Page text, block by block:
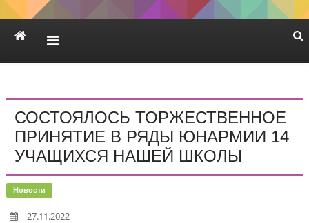
СОСТОЯЛОСЬ ТОРЖЕСТВЕННОЕ
ПРИНЯТИЕ В РЯДЫ ЮНАРМИИ 14
УЧАЩИХСЯ НАШЕЙ ШКОЛЫ
Новости
27.11.2022